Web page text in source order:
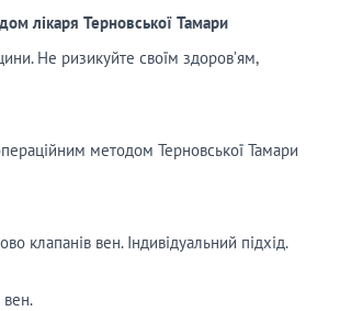
лікаря Терновської Тамари
Не ризикуйте своїм здоров’ям,
методом Терновської Тамари
клапанів вен. Індивідуальний підхід.
вен.